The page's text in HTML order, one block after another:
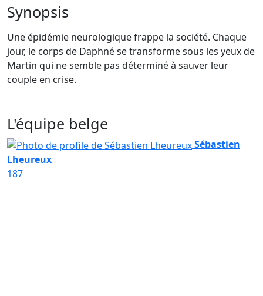
Synopsis
Une épidémie neurologique frappe la société. Chaque
jour, le corps de Daphné se transforme sous les yeux de
Martin qui ne semble pas déterminé à sauver leur
couple en crise.
L'équipe belge
Sébastien
Lheureux
187